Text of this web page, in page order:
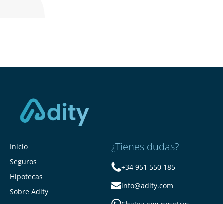
Inicio
Seguros
Hipotecas
Sobre Adity
¿Tienes dudas?
+34 951 550 185
info@adity.com